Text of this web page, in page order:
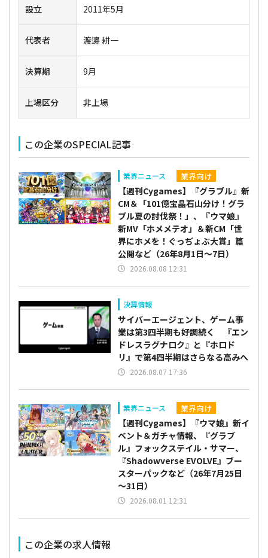
設立 2011年5月
代表者 渡邊 耕一
決算期 9月
上場区分 非上場
この企業のSPECIAL記事
業界ニュース 業界向け
【週刊Cygames】『グラブル』新
CM＆「101億宝晶石山分け！グラ
ブル夏の討伐祭！」、『ウマ娘』
新MV「ホメメテオ」＆新CM「世
界にホメを！ぐっぢょぶ大賞」篇
公開など（26年8月1日～7日）
2026.08.08 12:31
決算情報
サイバーエージェント、ゲーム事
業は第3四半期も好調続く 『エン
ドレスラグナロク』と『ホロド
リ』で第4四半期はさらなる高みへ
2026.08.07 17:36
業界ニュース 業界向け
【週刊Cygames】『ウマ娘』新イ
ベント＆ガチャ情報、『グラブ
ル』フォックステイル・サマー、
『Shadowverse EVOLVE』ブー
スターパックなど（26年7月25日
～31日）
2026.08.01 12:31
この企業の求人情報